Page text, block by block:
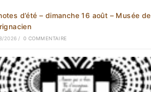
d’été – dimanche 16 août – Musée de
2026 / 0 COMMENTAIRE